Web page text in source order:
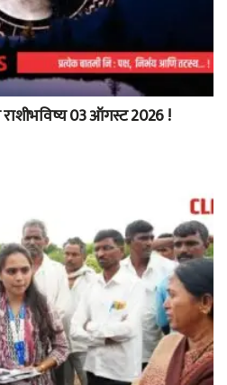
03 ऑगस्ट 2026 !